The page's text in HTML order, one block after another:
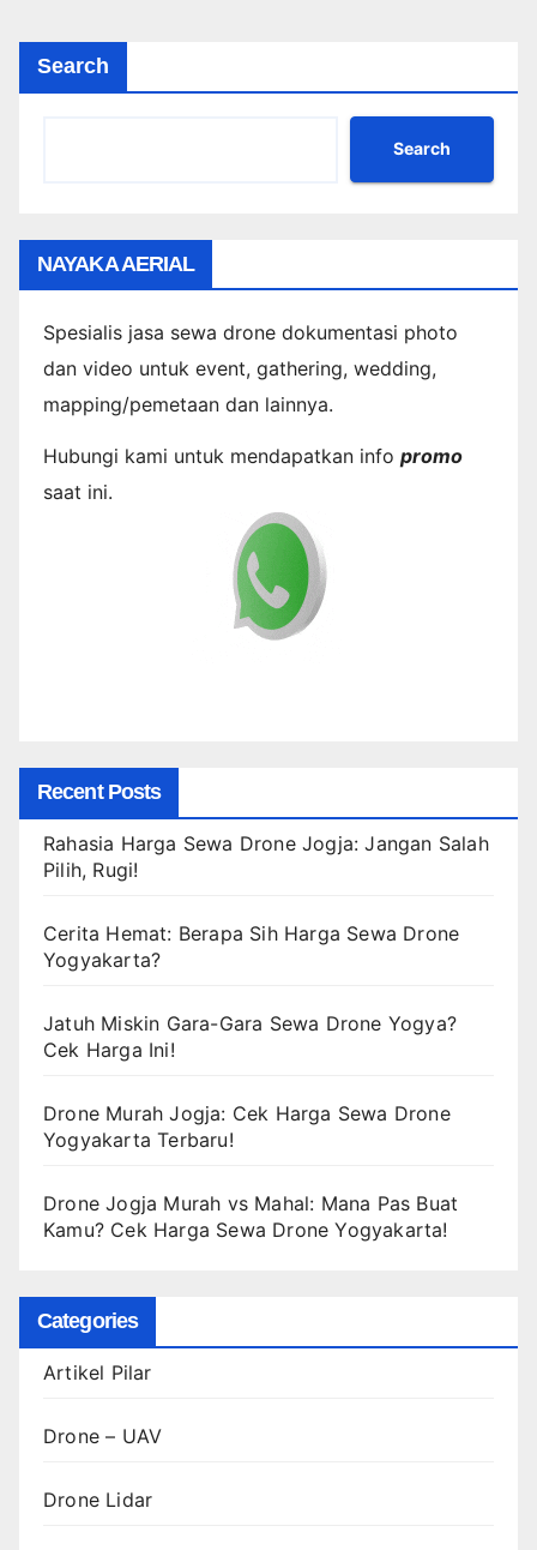
Search
Search
NAYAKA AERIAL
Spesialis jasa sewa drone dokumentasi photo
dan video untuk event, gathering, wedding,
mapping/pemetaan dan lainnya.
Hubungi kami untuk mendapatkan info promo
saat ini.
Recent Posts
Rahasia Harga Sewa Drone Jogja: Jangan Salah
Pilih, Rugi!
Cerita Hemat: Berapa Sih Harga Sewa Drone
Yogyakarta?
Jatuh Miskin Gara-Gara Sewa Drone Yogya?
Cek Harga Ini!
Drone Murah Jogja: Cek Harga Sewa Drone
Yogyakarta Terbaru!
Drone Jogja Murah vs Mahal: Mana Pas Buat
Kamu? Cek Harga Sewa Drone Yogyakarta!
Categories
Artikel Pilar
Drone – UAV
Drone Lidar